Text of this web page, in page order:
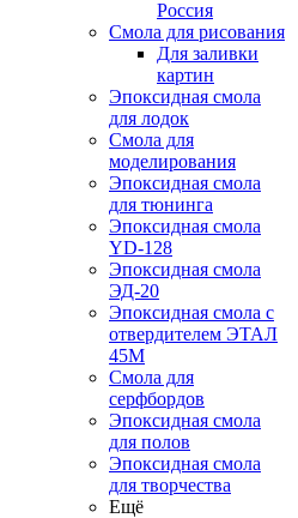
Россия
Смола для рисования
Для заливки
картин
Эпоксидная смола
для лодок
Смола для
моделирования
Эпоксидная смола
для тюнинга
Эпоксидная смола
YD-128
Эпоксидная смола
ЭД-20
Эпоксидная смола с
отвердителем ЭТАЛ
45М
Смола для
серфбордов
Эпоксидная смола
для полов
Эпоксидная смола
для творчества
Ещё